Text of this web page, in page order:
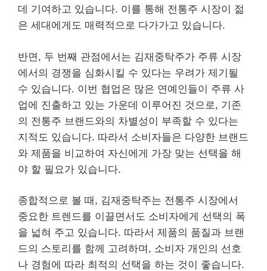
데 기여하고 있습니다. 이를 통해 전통주 시장이 젊
은 세대에게도 매력적으로 다가가고 있습니다.
반면, 두 번째 관점에서는 김재중탁주가 주류 시장
에서의 경쟁을 심화시킬 수 있다는 우려가 제기될
수 있습니다. 이번 협업은 많은 연예인들이 주류 사
업에 진출하고 있는 가운데 이루어진 것으로, 기존
의 전통주 브랜드와의 차별성이 부족할 수 있다는
지적도 있습니다. 따라서 소비자들은 다양한 브랜드
와 제품을 비교하여 자신에게 가장 맞는 선택을 해
야 할 필요가 있습니다.
종합적으로 볼 때, 김재중탁주는 전통주 시장에서
중요한 트렌드를 이끌면서도 소비자에게 선택의 폭
을 넓혀 주고 있습니다. 따라서 제품의 품질과 브랜
드의 스토리를 함께 고려하며, 소비자 개인의 선호
나 경험에 따라 최적의 선택을 하는 것이 좋습니다.